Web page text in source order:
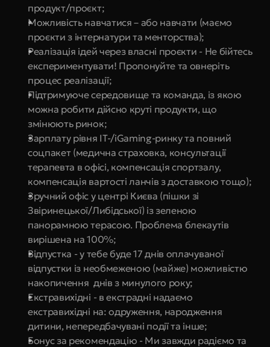
продукт/проєкт;
Можливість навчатися – або навчати (маємо
проєкти з інтернатури та менторства);
Реалізація ідей через власні проєкти - Не бійтесь
експериментувати! Пропонуйте та овнеріть
процес реалізації;
Підтримуюче середовище та команда, із якою
можна робити дійсно круті продукти, що
змінюють ринок;
Зарплату рівня IT-/iGaming-ринку та повний
соцпакет (медична страховка, консультації
терапевта в офісі, компенсація спортзалу,
компенсація вартості ланчів з доставкою тощо);
Зручний офіс у центрі Києва (пішки зі
Звіринецької/Либідської) із зеленою
панорамною терасою. Проблема блекаутів
вирішена на 100%;
Відпустка - у тебе буде 17 днів оплачуваної
відпустки із необмеженою (майже) можливістю
накопичення  днів з минулого року;
Екстравихідні - в екстрадні надаємо
екстравихідні на: одруження, народження
дитини, непередбачувані події та інше;
Бонус за рекомендацію - Ми завжди радіємо та